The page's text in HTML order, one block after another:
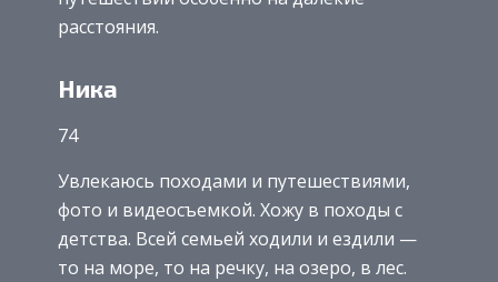
расстояния.
Ника
74
Увлекаюсь походами и путешествиями,
фото и видеосъемкой. Хожу в походы с
детства. Всей семьей ходили и ездили —
то на море, то на речку, на озеро, в лес.